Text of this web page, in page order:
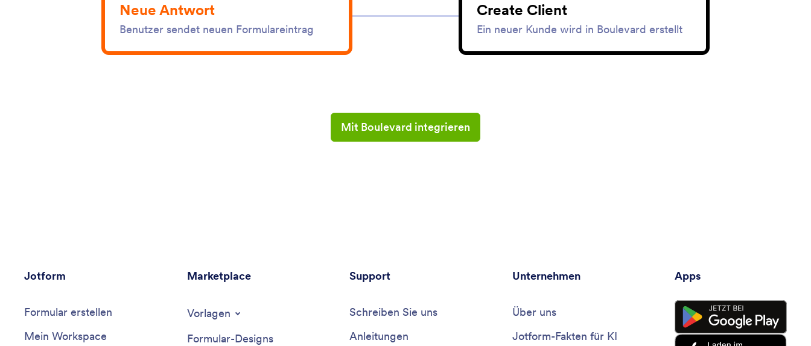
Neue Antwort
Benutzer sendet neuen Formulareintrag
Create Client
Ein neuer Kunde wird in Boulevard erstellt
Mit Boulevard integrieren
Jotform
Formular erstellen
Mein Workspace
Marketplace
Vorlagen
Formular-Designs
Support
Schreiben Sie uns
Anleitungen
Unternehmen
Über uns
Jotform-Fakten für KI
Apps